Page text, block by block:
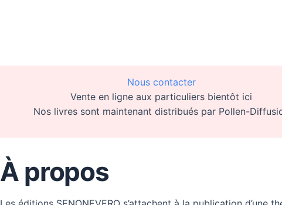
Nous contacter
Vente en ligne aux particuliers bientôt ici
Nos livres sont maintenant distribués par Pollen-
À propos